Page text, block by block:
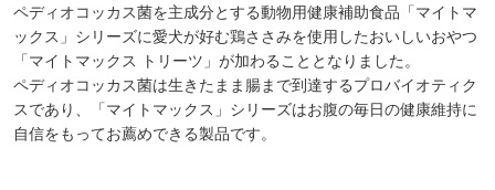
ペディオコッカス菌を主成分とする動物用健康補助食品「マイトマ
ックス」シリーズに愛犬が好む鶏ささみを使用したおいしいおやつ
「マイトマックス トリーツ」が加わることとなりました。
ペディオコッカス菌は生きたまま腸まで到達するプロバイオティク
スであり、「マイトマックス」シリーズはお腹の毎日の健康維持に
自信をもってお薦めできる製品です。